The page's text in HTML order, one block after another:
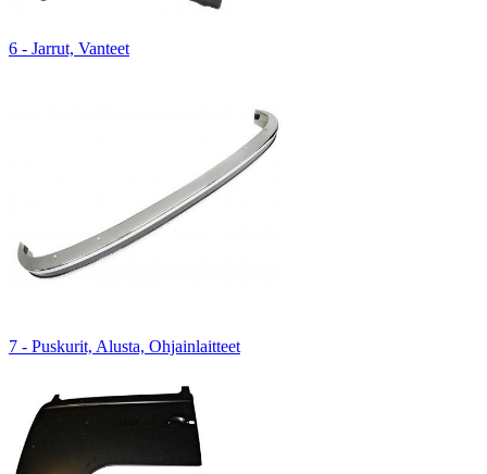
6 - Jarrut, Vanteet
7 - Puskurit, Alusta, Ohjainlaitteet